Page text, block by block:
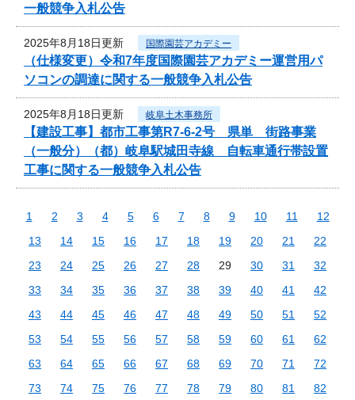
一般競争入札公告
2025年8月18日更新 国際園芸アカデミー
（仕様変更）令和7年度国際園芸アカデミー運営用パ
ソコンの調達に関する一般競争入札公告
2025年8月18日更新 岐阜土木事務所
【建設工事】都市工事第R7-6-2号 県単 街路事業
（一般分）（都）岐阜駅城田寺線 自転車通行帯設置
工事に関する一般競争入札公告
1 2 3 4 5 6 7 8 9 10 11
12
13
14 15 16 17 18 19 20 21
22
23
24 25 26 27 28 29 30 31
32
33
34 35 36 37 38 39 40 41
42
43
44 45 46 47 48 49 50 51
52
53
54 55 56 57 58 59 60 61
62
63
64 65 66 67 68 69 70 71
72
73
74 75 76 77 78 79 80 81
82